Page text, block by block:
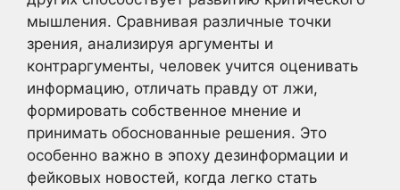
мышления. Сравнивая различные точки
зрения, анализируя аргументы и
контраргументы, человек учится оценивать
информацию, отличать правду от лжи,
формировать собственное мнение и
принимать обоснованные решения. Это
особенно важно в эпоху дезинформации и
фейковых новостей, когда легко стать